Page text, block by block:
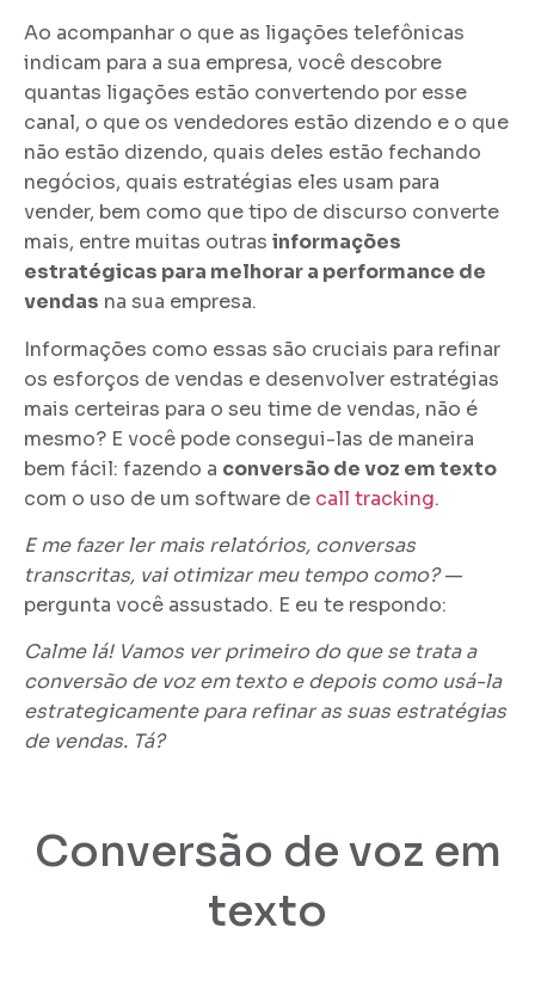
Ao acompanhar o que as ligações telefônicas
indicam para a sua empresa, você descobre
quantas ligações estão convertendo por esse
canal, o que os vendedores estão dizendo e o que
não estão dizendo, quais deles estão fechando
negócios, quais estratégias eles usam para
vender, bem como que tipo de discurso converte
mais, entre muitas outras informações
estratégicas para melhorar a performance de
vendas na sua empresa.
Informações como essas são cruciais para refinar
os esforços de vendas e desenvolver estratégias
mais certeiras para o seu time de vendas, não é
mesmo? E você pode consegui-las de maneira
bem fácil: fazendo a conversão de voz em texto
com o uso de um software de call tracking.
E me fazer ler mais relatórios, conversas
transcritas, vai otimizar meu tempo como?—
pergunta você assustado. E eu te respondo:
Calme lá! Vamos ver primeiro do que se trata a
conversão de voz em texto e depois como usá-la
estrategicamente para refinar as suas estratégias
de vendas. Tá?
Conversão de voz em
texto